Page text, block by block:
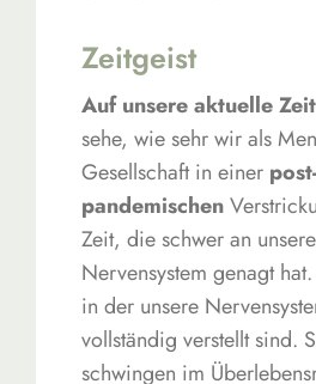
Zeitgeist
Auf unsere aktuelle
sehe, wie sehr wir als
Gesellschaft in einerpost-
pandemischen
Zeit, die schwer an
Nervensystem genagt
in der unsere
vollständig verstellt sind.
schwingen im